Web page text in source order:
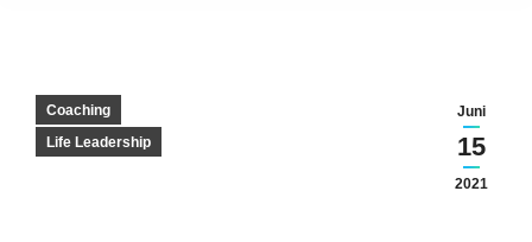
Juni
15
2021
Coaching
Life Leadership